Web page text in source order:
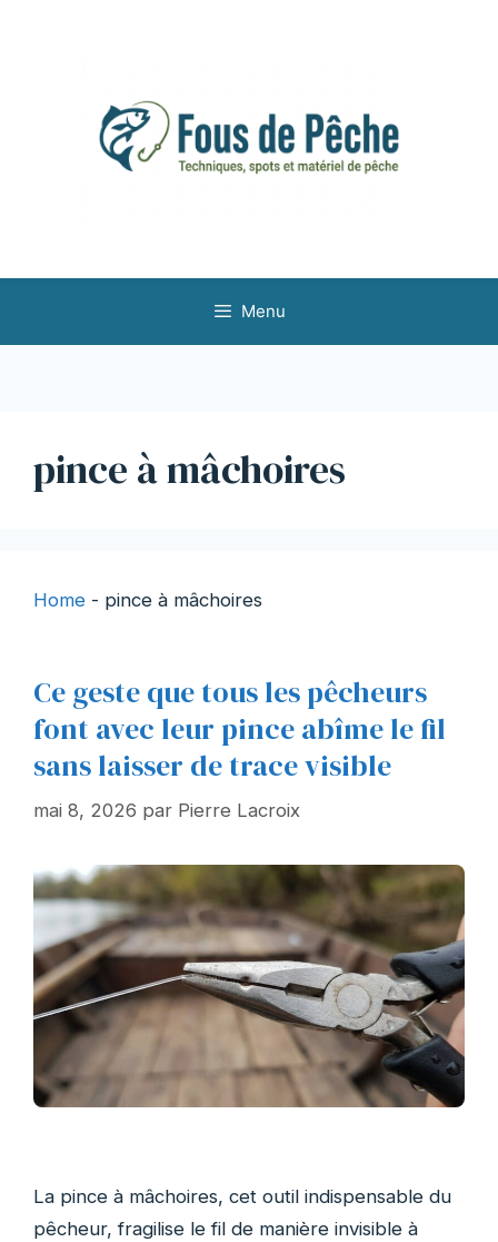
Menu
pince à mâchoires
Home - pince à mâchoires
Ce geste que tous les pêcheurs
font avec leur pince abîme le fil
sans laisser de trace visible
mai 8, 2026 par Pierre Lacroix
La pince à mâchoires, cet outil indispensable du
pêcheur, fragilise le fil de manière invisible à